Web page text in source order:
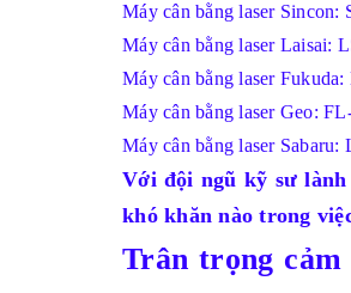
Máy cân bằng laser
Máy cân bằng laser Laisai:
Máy cân bằng laser
Máy cân bằng laser Geo:
Máy cân bằng laser
Với đội ngũ kỹ sư
khó khăn nào trong
Trân trọng cảm